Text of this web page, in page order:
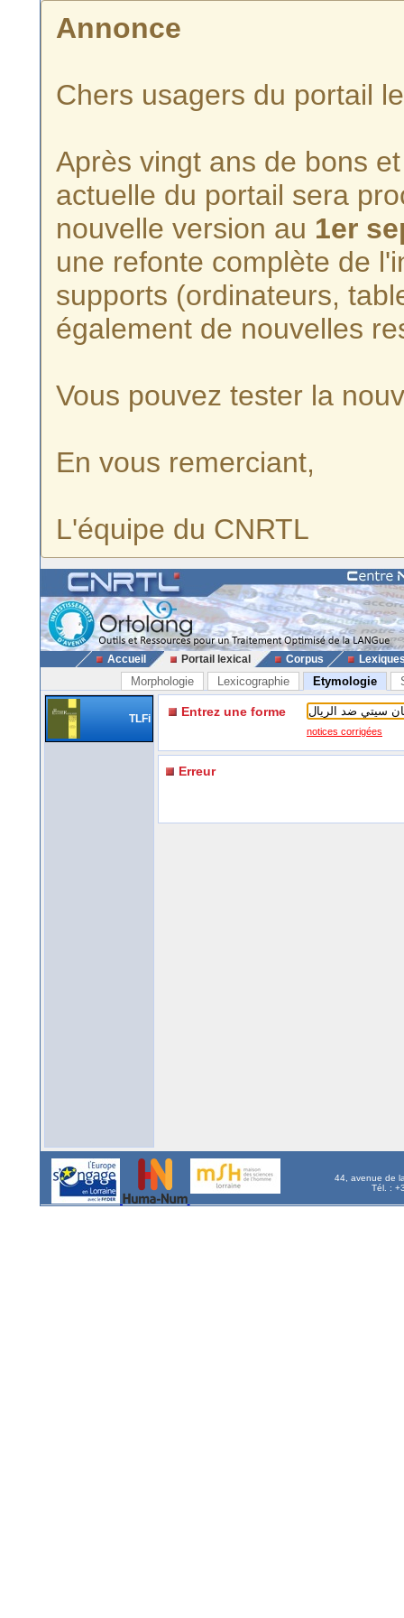
Annonce
Chers usagers du portail
Après vingt ans de bons
actuelle du portail sera
nouvelle version au 1er
une refonte complète de
supports (ordinateurs,
également de nouvelles
Vous pouvez tester la
En vous remerciant,
L'équipe du CNRTL
Accueil Portail lexical Corpus
Morphologie Lexicographie Etymologie
TLFi Entrez une forme
notices corrigées
Erreur
44, avenue de
Tél. :